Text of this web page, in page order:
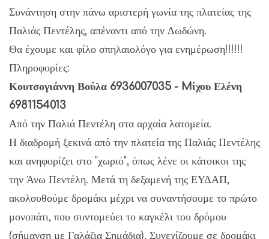
Συνάντηση στην πάνω αριστερή γωνία της πλατείας της
Παλιάς Πεντέλης, απέναντι από την Δωδώνη.
Θα έχουμε και φίλο σπηλαιολόγο για ενημέρωση!!!!!!
Πληροφορίες:
Κουτσογιάννη Βούλα 6936007035 - Mίχου Ελένη
6981154013
Από την Παλιά Πεντέλη στα αρχαία λατομεία.
Η διαδρομή ξεκινά από την πλατεία της Παλιάς Πεντέλης
και ανηφορίζει στο "χωριό", όπως λένε οι κάτοικοι της
την Άνω Πεντέλη. Μετά τη δεξαμενή της ΕΥΔΑΠ,
ακολουθούμε δρομάκι μέχρι να συναντήσουμε το πρώτο
μονοπάτι, που συντομεύει το καγκέλι του δρόμου
(σήμανση με Γαλάζια Σημάδια). Συνεχίζουμε σε δρομάκι